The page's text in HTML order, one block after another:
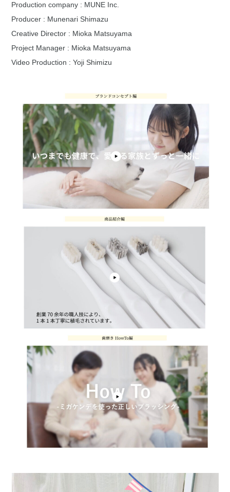
Production company : MUNE Inc.
Producer : Munenari Shimazu
Creative Director : Mioka Matsuyama
Project Manager : Mioka Matsuyama
Video Production : Yoji Shimizu